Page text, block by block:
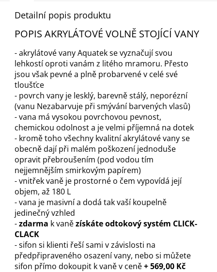
Detailní popis produktu
POPIS AKRYLÁTOVÉ VOLNĚ STOJÍCÍ VANY
- akrylátové vany Aquatek se vyznačují svou
lehkostí oproti vanám z litého mramoru. Přesto
jsou však pevné a plně probarvené v celé své
tloušťce
- povrch vany je lesklý, barevně stálý, neporézní
(vanu Nezabarvuje při smývání barvených vlasů)
- vana má vysokou povrchovou pevnost,
chemickou odolnost a je velmi příjemná na dotek
- kromě toho všechny kvalitní akrylátové vany se
obecně dají při malém poškození jednoduše
opravit přebroušením (pod vodou tím
nejjemnějším smirkovým papírem)
- vnitřek vaně je prostorné o čem vypovídá její
objem, až 180 L
- vana je masivní a dodá tak vaší koupelně
jedinečný vzhled
-zdarma k vanězískáte odtokový systém CLICK-
CLACK
- sifon si klienti řeší sami v závislosti na
předpřipraveného osazení vany, nebo si můžete
sifon přímo dokoupit k vaně v ceně+ 569,00 Kč